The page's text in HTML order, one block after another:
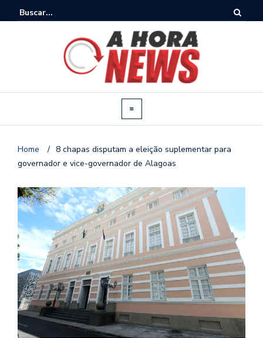
Home / 8 chapas disputam a eleição suplementar para
governador e vice-governador de Alagoas